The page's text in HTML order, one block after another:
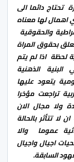
تحتاج دائما الى
اهمال لها معناه
والحقوقية
بحقوق المراة
لحظة اذا لم يتم
البنية الذهنية
يتعود عليها
تراجعت مؤخرا
ولا مجال الان
تتأثر بالحالة
عموما والا
اجيال واجيال
السابقة.